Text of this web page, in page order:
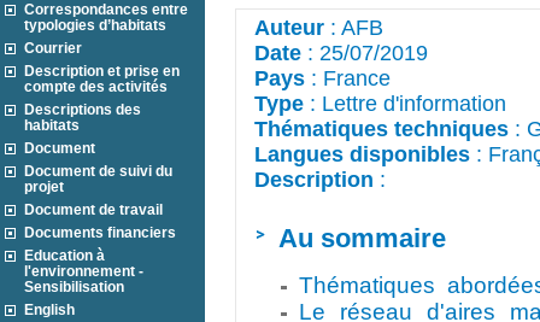
Correspondances entre
typologies d’habitats
Courrier
Description et prise en
compte des activités
Descriptions des
habitats
Document
Document de suivi du
projet
Document de travail
Documents financiers
Education à
l'environnement -
Sensibilisation
English
Auteur : AFB
Date : 25/07/2019
Pays : France
Type : Lettre d'information
Thématiques techniques :
Langues disponibles :
Description :
Au sommaire
Thématiques
Le réseau d'aires